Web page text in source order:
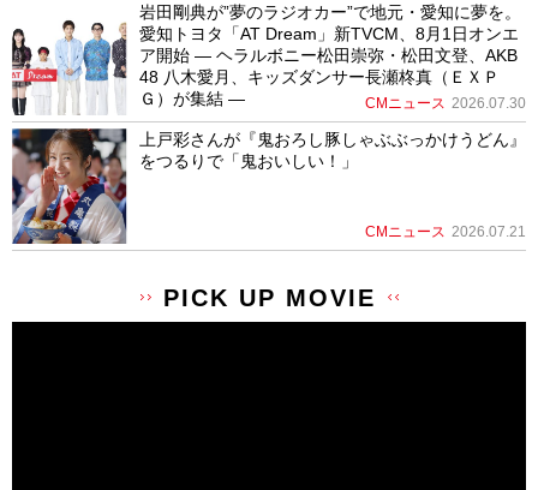
岩田剛典が”夢のラジオカー”で地元・愛知に夢を。
愛知トヨタ「AT Dream」新TVCM、8月1日オンエ
ア開始 ― ヘラルボニー松田崇弥・松田文登、AKB
48 八木愛月、キッズダンサー長瀬柊真（ＥＸＰ
Ｇ）が集結 ―
CMニュース 2026.07.30
上戸彩さんが『鬼おろし豚しゃぶぶっかけうどん』
をつるりで「鬼おいしい！」
CMニュース 2026.07.21
PICK UP MOVIE